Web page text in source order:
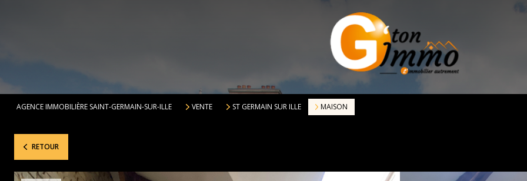
AGENCE IMMOBILIÈRE SAINT-GERMAIN-SUR-ILLE VENTE ST GERMAIN SUR ILLE MAISON
RETOUR